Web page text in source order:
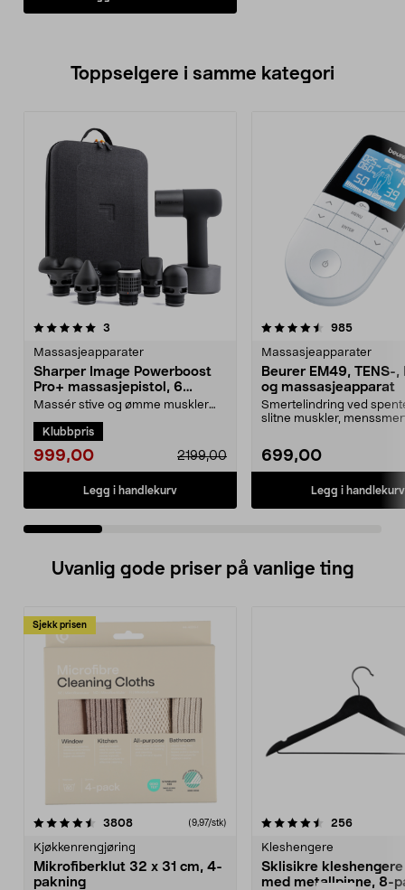
Toppselgere i samme kategori
3
Massasjeapparater
Sharper Image Powerboost
Pro+ massasjepistol, 6
munnstykker
Massér stive og ømme muskler
kuldeterapi. Dyp pulsmassas...
Klubbpris
999,00 2199,00
Legg i handlekurv
4.5 av 5 stjerner 985
Massasjeapparater
Beurer EM49, TENS-,
og massasjeapparat
Smertelindring ved
slitne muskler,
699,00
Legg i handlekurv
4.5 av 5 stjerner
Uvanlig gode priser på vanlige ting
Sjekk prisen
3808anmeldelser(9,97/stk)
Kjøkkenrengjøring
Mikrofiberklut 32 x 31 cm, 4-
pakning
4.5av 5 stjerner 256
Kleshengere
Sklisikre
med metallpinne, 8-
4.5av 5 stjerner